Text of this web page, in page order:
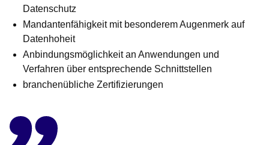
Datenschutz
Mandantenfähigkeit mit besonderem Augenmerk auf
Datenhoheit
Anbindungsmöglichkeit an Anwendungen und
Verfahren über entsprechende Schnittstellen
branchenübliche Zertifizierungen